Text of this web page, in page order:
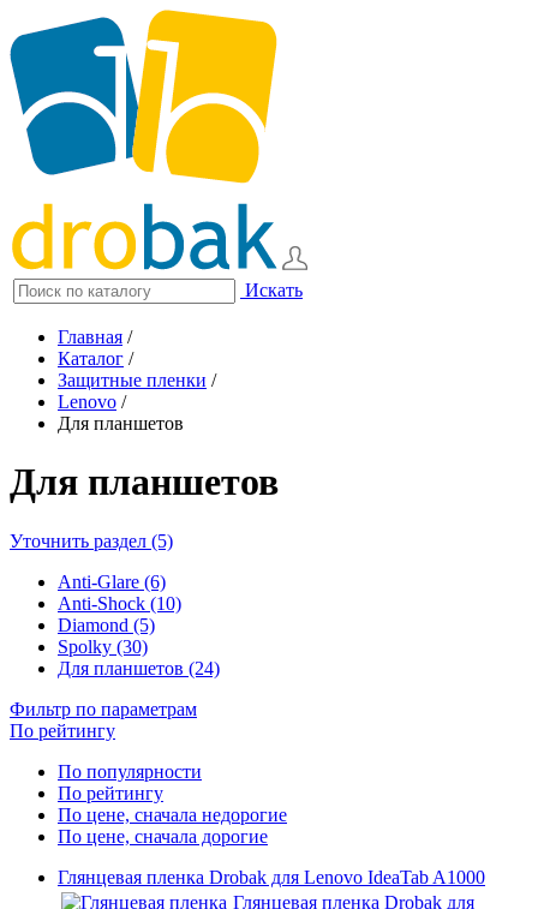
Искать
Главная /
Каталог /
Защитные пленки /
Lenovo /
Для планшетов
Для планшетов
Уточнить раздел (5)
Anti-Glare (6)
Anti-Shock (10)
Diamond (5)
Spolky (30)
Для планшетов (24)
Фильтр по параметрам
По рейтингу
По популярности
По рейтингу
По цене, сначала недорогие
По цене, сначала дорогие
Глянцевая пленка Drobak для Lenovo IdeaTab A1000
Глянцевая пленка Drobak для